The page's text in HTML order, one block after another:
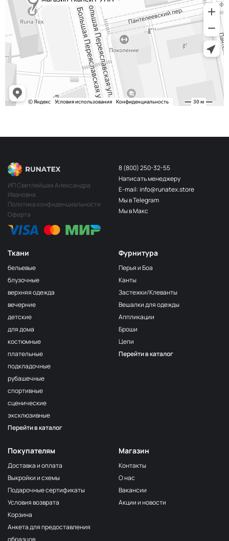
Ткани
бельевые
блузочные
верхняя одежда
вечерние
детские
для дома
костюмные
плательные
подкладочные
рубашечные
спортивные
сценические
эксклюзивные
Перейти в каталог
Фурнитура
Перья и Боа
Канты
Застежки/Клеванты
Вешалки для одежды
Аппликации
Броши
Цепи
Перейти в каталог
Покупателям
Доставка и оплата
Выкройки и схемы
Подарочные сертификаты
Условия возврата
Корзина
Анкета для предоставления
образцов
Магазин
Контакты
О нас
Вакансии
Акции и новости
ИП Светлейшая Александра
Ивановна
Политика конфиденциальности
Оферта
8 (800) 250-32-55
Написать менеджеру
E-mail: info@runatex.store
Мы в Telegram
Мы в Макс